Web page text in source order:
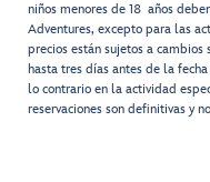
niños menores de 18 años
Adventures, excepto para las
precios están sujetos a cambios
hasta tres días antes de la
lo contrario en la actividad
reservaciones son definitivas y